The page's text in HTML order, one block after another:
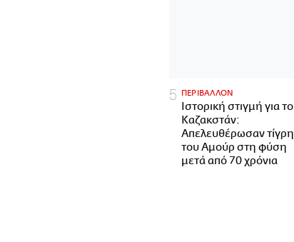
ΠΕΡΙΒΑΛΛΟΝ
Ιστορική στιγμή για το
Καζακστάν:
Απελευθέρωσαν τίγρη
του Αμούρ στη φύση
μετά από 70 χρόνια